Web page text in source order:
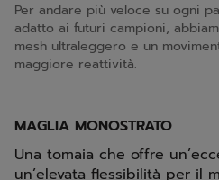
Per andare più veloce su ogni
adatto ai futuri campioni,
mesh ultraleggero e un
maggiore reattività.
MAGLIA MONOSTRATO
Una tomaia che offre
un’elevata flessibilità per il